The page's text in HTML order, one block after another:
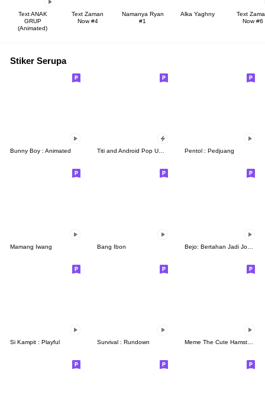
Text ANAK
GRUP
(Animated)
Text Zaman
Now #4
Namanya Ryan
#1
Alka Yaghny
Text
Now #6
Stiker Serupa
Bunny Boy : Animated Titi and Android Pop Up Sticker Pentol : Pedjuang
Mamang Iwang Bang Ibon Bejo: Bertahan Jadi Jomblo
Si Kampit : Playful Survival : Rundown Meme The Cute Hamster III